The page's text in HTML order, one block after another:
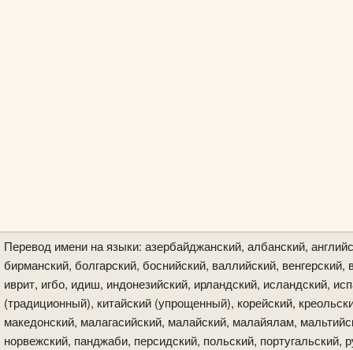
Перевод имени на языки: азербайджанский, албанский,
бирманский, болгарский, боснийский, валлийский, венгерский,
иврит, игбо, идиш, индонезийский, ирландский, исландский,
(традиционный), китайский (упрощенный), корейский,
македонский, малагасийский, малайский, малайялам,
норвежский, панджаби, персидский, польский, португальский,